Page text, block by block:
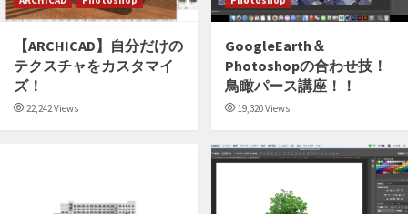
【ARCHICAD】自分だけの
テクスチャをカスタマイ
ズ！
22,242 Views
GoogleEarth＆
Photoshopの合わせ技！
鳥瞰パース講座！！
19,320 Views